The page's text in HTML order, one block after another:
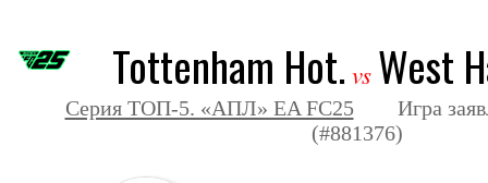
Tottenham Hot. vs West
Серия ТОП-5. «АПЛ» EA FC25Игра
(#881376)